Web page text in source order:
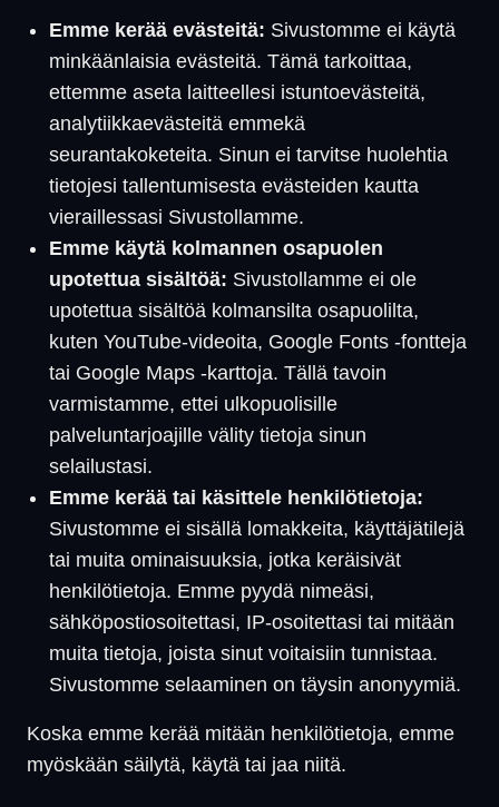
Emme kerää evästeitä: Sivustomme ei käytä
minkäänlaisia evästeitä. Tämä tarkoittaa,
ettemme aseta laitteellesi istuntoevästeitä,
analytiikkaevästeitä emmekä
seurantakoketeita. Sinun ei tarvitse huolehtia
tietojesi tallentumisesta evästeiden kautta
vieraillessasi Sivustollamme.
Emme käytä kolmannen osapuolen
upotettua sisältöä: Sivustollamme ei ole
upotettua sisältöä kolmansilta osapuolilta,
kuten YouTube-videoita, Google Fonts -fontteja
tai Google Maps -karttoja. Tällä tavoin
varmistamme, ettei ulkopuolisille
palveluntarjoajille välity tietoja sinun
selailustasi.
Emme kerää tai käsittele henkilötietoja:
Sivustomme ei sisällä lomakkeita, käyttäjätilejä
tai muita ominaisuuksia, jotka keräisivät
henkilötietoja. Emme pyydä nimeäsi,
sähköpostiosoitettasi, IP-osoitettasi tai mitään
muita tietoja, joista sinut voitaisiin tunnistaa.
Sivustomme selaaminen on täysin anonyymiä.
Koska emme kerää mitään henkilötietoja, emme
myöskään säilytä, käytä tai jaa niitä.